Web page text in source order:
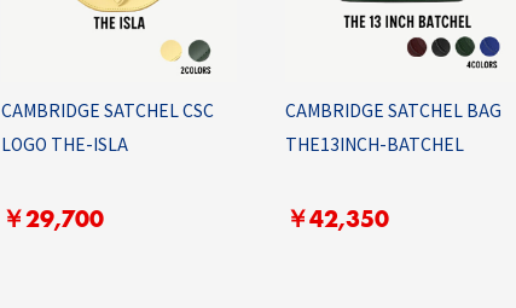
CAMBRIDGE SATCHEL CSC
LOGO THE-ISLA
￥29,700
CAMBRIDGE SATCHEL BAG
THE13INCH-BATCHEL
￥42,350